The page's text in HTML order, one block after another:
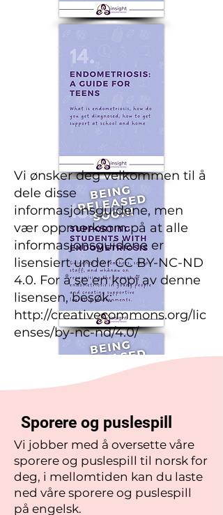
Vi ønsker deg velkommen til å
dele disse
informasjonsguidene, men
vær oppmerksom på at alle
informasjonsguidene er
lisensiert under CC BY-NC-ND
4.0. For å se en kopi av denne
lisensen, besøk:
http://creativecommons.org/lic
enses/by-nc-nd/4.0/
Sporere og puslespill
Vi jobber med å oversette våre
sporere og puslespill til norsk for
deg, i mellomtiden kan du laste
ned våre sporere og puslespill
på engelsk.